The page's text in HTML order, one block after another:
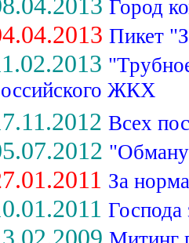
Город
Пикет
ЖКХ
Всех
За
Господа